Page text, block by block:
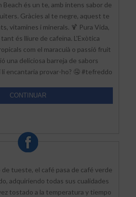
Beach és un te, amb intens sabor de
Gràcies al te negre, aquest te
vitamines i minerals. 🍹 Pura Vida,
és lliure de cafeïna. L'Exòtica
com el maracuià o passió fruit
una deliciosa barreja de sabors
li encantaria provar-ho? 🤤 #tefreddo
CONTINUAR
tueste, el café pasa de café verde
adquiriendo todas sus cualidades
tostado a la temperatura y tiempo